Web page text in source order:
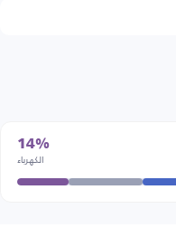
14%
الكهرباء